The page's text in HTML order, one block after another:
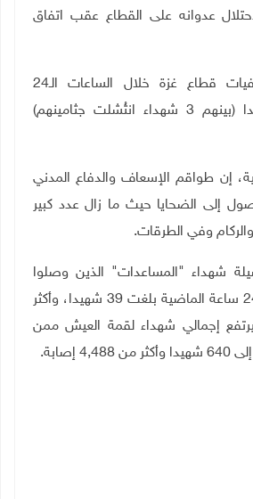
عدوانه على القطاع عقب اتفاق
ووصل إلى مستشفيات قطاع غزة خلال الساعات الـ24
الماضية، 142 شهيدا (بينهم 3 شهداء انتُشلت جثامينهم)
إن طواقم الإسعاف والدفاع المدني
إلى الضحايا حيث ما زال عدد كبير
وفي الطرقات.
شهداء "المساعدات" الذين وصلوا
للمستشفيات خلال 24 ساعة الماضية بلغت 39 شهيدا، وأكثر
ليرتفع إجمالي شهداء لقمة العيش ممن
إصابة.